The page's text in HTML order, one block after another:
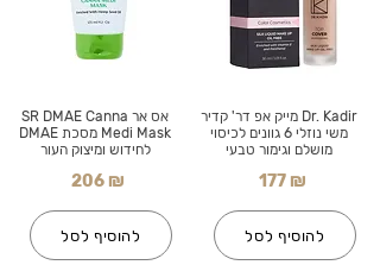
אס אר SR DMAE Canna
Medi Mask מסכת DMAE
לחידוש ומיצוק העור
206 ₪
להוסיף לסל
Dr. Kadir מייק אפ דר' קדיר
משי נוזלי 6 גוונים לכיסוי
מושלם וגימור טבעי
177 ₪
להוסיף לסל